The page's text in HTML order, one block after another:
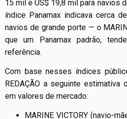
15 mil e US$ 19,8 mil para navios
índice Panamax indicava cerca
navios de grande porte — o
que um Panamax padrão,
referência.
Com base nesses índices
REDAÇÃO a seguinte estimativa
em valores de mercado:
MARINE VICTORY (navio-